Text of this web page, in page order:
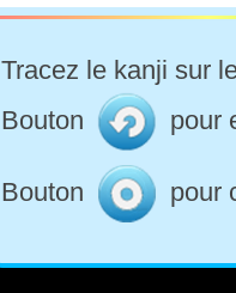
Tracez le kanji sur
Bouton
pour
Bouton pour